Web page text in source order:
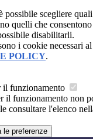
possibile scegliere
quelli che
disabilitarli.
i cookie necessari
POLICY.
il funzionamento
il funzionamento non
consultare l'elenco
le preferenze